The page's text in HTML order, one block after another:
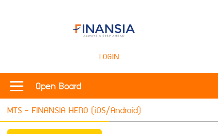
LOGIN
Open Board
MTS - FINANSIA HERO (iOS/Android)